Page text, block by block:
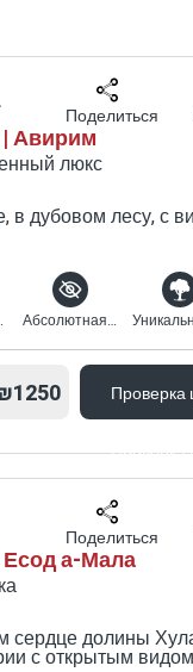
Авирим
люкс
в дубовом лесу, с
Поделиться
вид Абсолютная конфиденциальность
Проверка
Проверка
а-Мала
сердце долины
с открытым
Поделиться